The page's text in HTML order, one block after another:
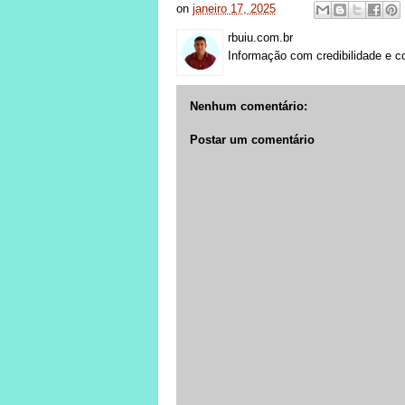
on janeiro 17, 2025
rbuiu.com.br
Informação com credibilidade e
Nenhum comentário:
Postar um comentário